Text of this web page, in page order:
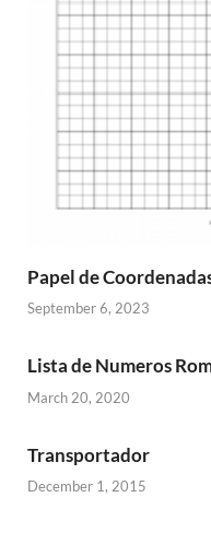
Papel de
September 6, 2023
Lista de Numeros
March 20, 2020
Transportador
December 1, 2015